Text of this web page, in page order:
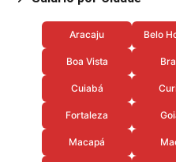
Aracaju Belo
Boa Vista
Cuiabá
Fortaleza
Macapá